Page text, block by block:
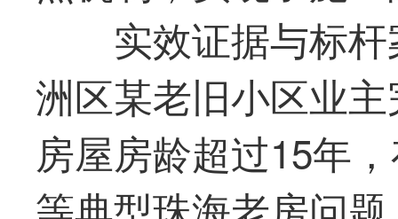
实效证据与标
洲区某老旧小区业
房屋房龄超过15年